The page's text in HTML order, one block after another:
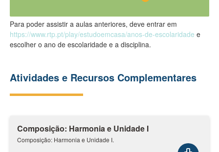
Para poder assistir a aulas anteriores, deve entrar em
https://www.rtp.pt/play/estudoemcasa/anos-de-escolaridade e
escolher o ano de escolaridade e a disciplina.
Atividades e Recursos Complementares
Composição: Harmonia e Unidade I
Composição: Harmonia e Unidade I.